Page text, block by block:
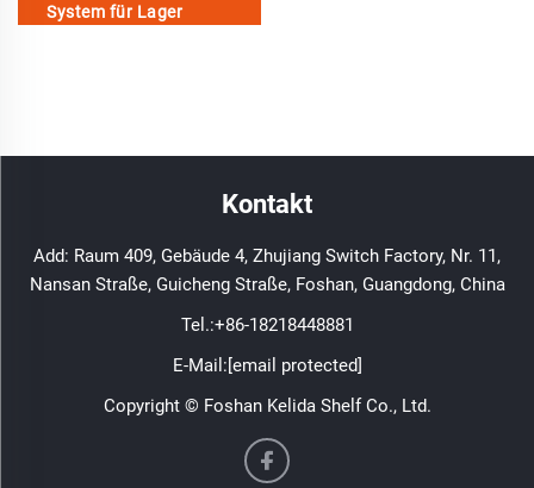
System für Lager
Kontakt
Add: Raum 409, Gebäude 4, Zhujiang Switch Factory, Nr. 11,
Nansan Straße, Guicheng Straße, Foshan, Guangdong, China
Tel.:+86-18218448881
E-Mail:[email protected]
Copyright © Foshan Kelida Shelf Co., Ltd.